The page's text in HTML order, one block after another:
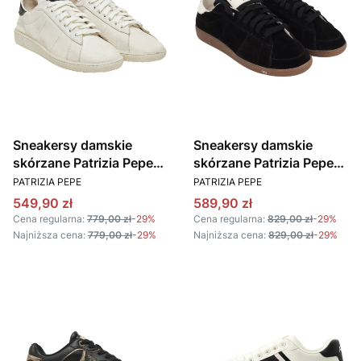
Sneakersy damskie
skórzane Patrizia Pepe
2Z0063 L150 biały
PRODUCENT
PATRIZIA PEPE
Cena promocyjna
549,90 zł
Cena regularna: 779,00 zł-29%
Najniższa cena: 779,00 zł-29%
Sneakersy damskie
skórzane Patrizia Pepe
8Z0113 L055 czarny
PRODUCENT
PATRIZIA PEPE
Cena promocyjna
589,90 zł
Cena regularna: 829,00 zł-29%
Najniższa cena: 829,00 zł-29%